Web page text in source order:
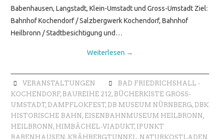
Babenhausen, Langstadt, Klein-Umstadt und Gross-Umstadt Ziel:
Bahnhof Kochendorf / Salzbergwerk Kochendorf, Bahnhof
Heilbronn / Stadtbesichtigung und…
Weiterlesen →
VERANSTALTUNGEN
BAD FRIEDRICHSHALL -
KOCHENDORF, BAUREIHE 212, BÜCHERKISTE GROSS-U
MSTADT
, DAMPFLOKFEST, DB MUSEUM NÜRNBERG, DBK
HISTORISCHE BAHN, EISENBAHNMUSEUM HEILBRONN,
HEILBRONN, HIMBÄCHEL-VIADUKT, IPUNKT
BABENHAUSEN, KRÄHBERGTUNNEL, NATURKOSTLADEN